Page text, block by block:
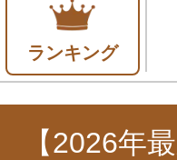
ランキング
【2026年